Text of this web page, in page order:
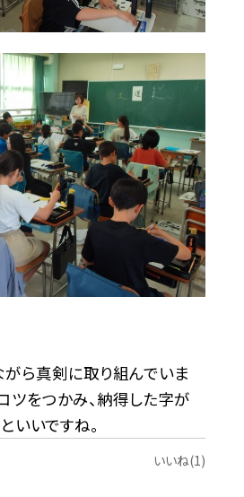
ら真剣に取り組んでいま
ツをつかみ、納得した字が
いいですね。
いいね(1)